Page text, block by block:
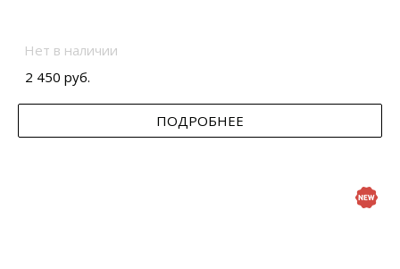
Нет в наличии
2 450 руб.
ПОДРОБНЕЕ